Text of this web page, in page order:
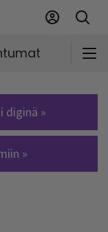
diginä »
»